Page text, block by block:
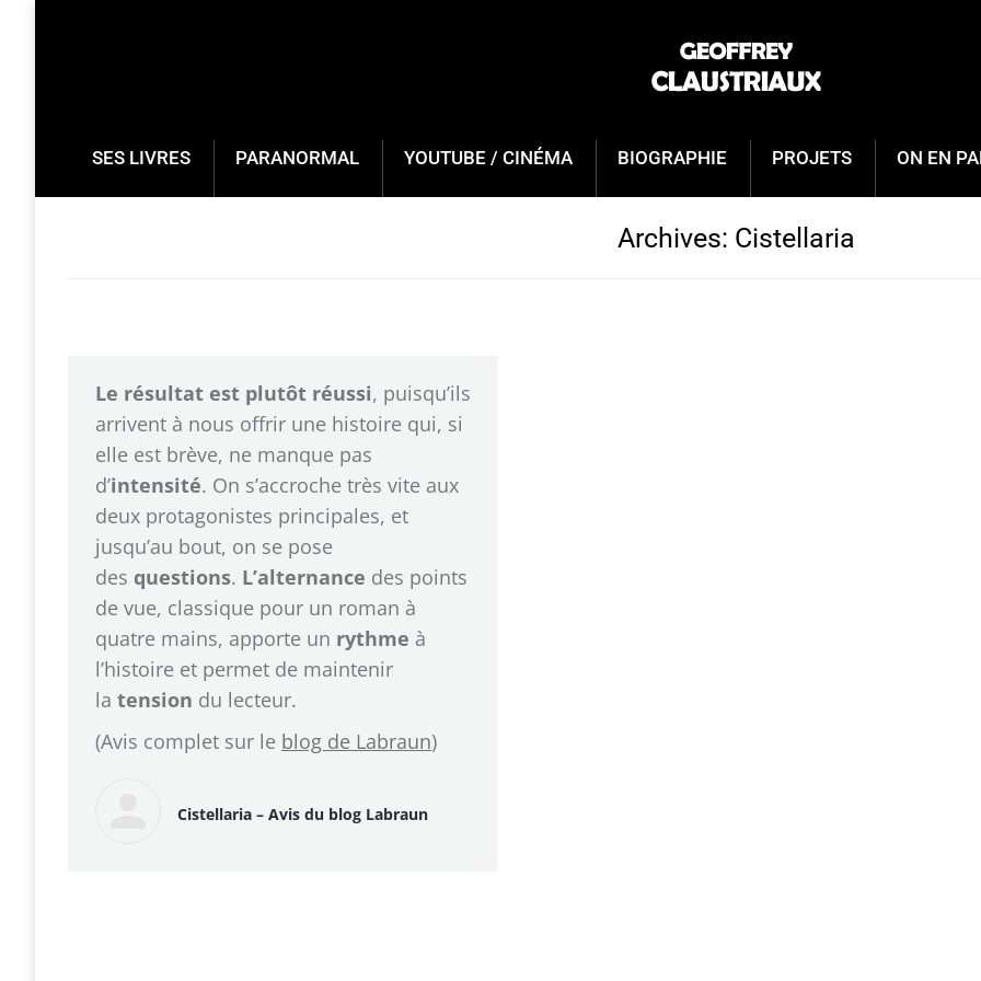
SES LIVRES PARANORMAL YOUTUBE / CINÉMA BIOGRAPHIE PROJETS ON EN
Archives: Cistellaria
Le résultat est plutôt réussi, puisqu’ils
arrivent à nous offrir une histoire qui, si
elle est brève, ne manque pas
d’intensité. On s’accroche très vite aux
deux protagonistes principales, et
jusqu’au bout, on se pose
des questions. L’alternance des points
de vue, classique pour un roman à
quatre mains, apporte un rythme à
l’histoire et permet de maintenir
la tension du lecteur.
(Avis complet sur le blog de Labraun)
Cistellaria – Avis du blog Labraun